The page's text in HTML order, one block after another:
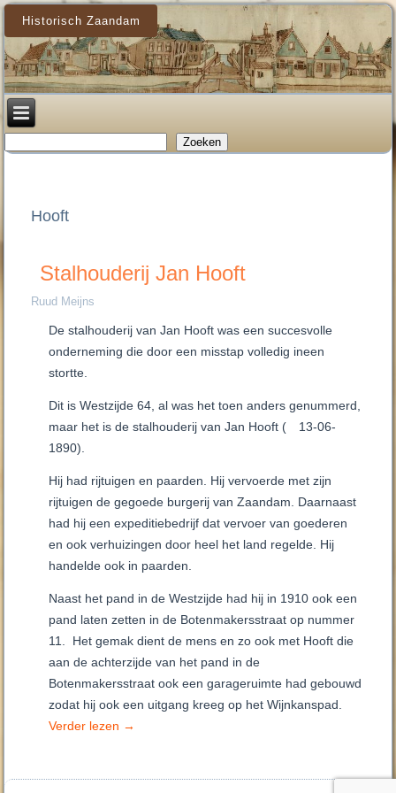
Historisch Zaandam
Zoeken
Hooft
Stalhouderij Jan Hooft
Ruud Meijns
De stalhouderij van Jan Hooft was een succesvolle
onderneming die door een misstap volledig ineen
stortte.
Dit is Westzijde 64, al was het toen anders genummerd,
maar het is de stalhouderij van Jan Hooft (
13-06-
1890).
Hij had rijtuigen en paarden. Hij vervoerde met zijn
rijtuigen de gegoede burgerij van Zaandam. Daarnaast
had hij een expeditiebedrijf dat vervoer van goederen
en ook verhuizingen door heel het land regelde. Hij
handelde ook in paarden.
Naast het pand in de Westzijde had hij in 1910 ook een
pand laten zetten in de Botenmakersstraat op nummer
11. Het gemak dient de mens en zo ook met Hooft die
aan de achterzijde van het pand in de
Botenmakersstraat ook een garageruimte had gebouwd
zodat hij ook een uitgang kreeg op het Wijnkanspad.
Verder lezen →